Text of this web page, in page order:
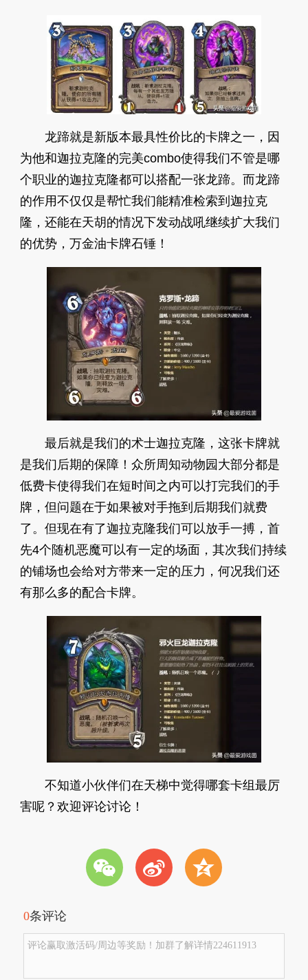
龙蹄就是新版本最具性价比的卡牌之一，因
为他和迦拉克隆的完美combo使得我们不管是哪
个职业的迦拉克隆都可以搭配一张龙蹄。而龙蹄
的作用不仅仅是帮忙我们能精准检索到迦拉克
隆，还能在天胡的情况下发动战吼继续扩大我们
的优势，万金油卡牌石锤！
最后就是我们的术士迦拉克隆，这张卡牌就
是我们后期的保障！众所周知动物园大部分都是
低费卡使得我们在短时间之内可以打完我们的手
牌，但问题在于如果被对手拖到后期我们就费
了。但现在有了迦拉克隆我们可以放手一搏，首
先4个随机恶魔可以有一定的场面，其次我们持续
的铺场也会给对方带来一定的压力，何况我们还
有那么多的配合卡牌。
不知道小伙伴们在天梯中觉得哪套卡组最厉
害呢？欢迎评论讨论！
w t z
0条评论
评论赢取激活码/周边等奖励！加群了解详情224611913